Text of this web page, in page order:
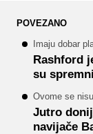
POVEZANO
Imaju dobar
Rashford
su
Ovome se
Jutro
navijače